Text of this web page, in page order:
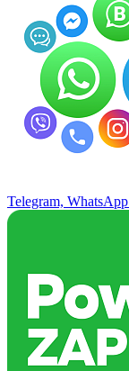
Telegram,